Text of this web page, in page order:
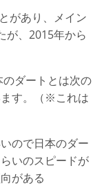
があり、メイン
が、2015年から
ダートとは次の
す。（※これは
ので日本のダー
いのスピードが
がある